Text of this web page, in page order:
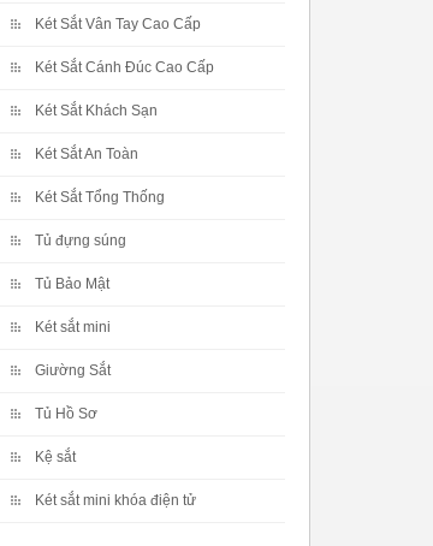
Két Sắt Vân Tay Cao Cấp
Két Sắt Cánh Đúc Cao Cấp
Két Sắt Khách Sạn
Két Sắt An Toàn
Két Sắt Tổng Thống
Tủ đựng súng
Tủ Bảo Mật
Két sắt mini
Giường Sắt
Tủ Hồ Sơ
Kệ sắt
Két sắt mini khóa điện tử